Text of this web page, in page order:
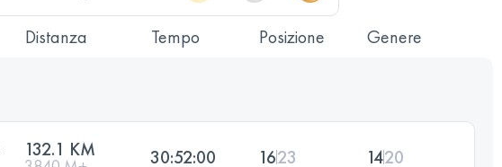
Distanza Tempo Posizione Genere
132.1 KM 30:52:00 1623 1420